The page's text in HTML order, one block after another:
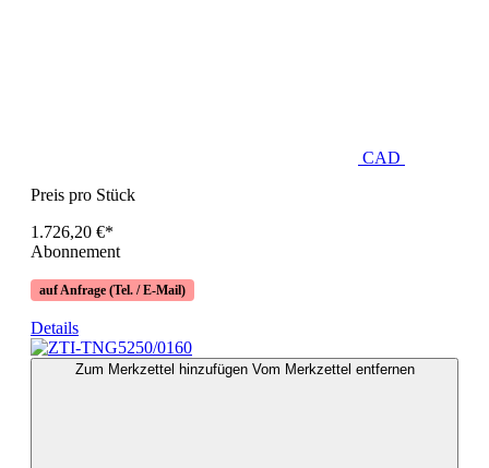
CAD
Preis pro Stück
1.726,20 €*
Abonnement
auf Anfrage (Tel. / E-Mail)
Details
Zum Merkzettel hinzufügen Vom Merkzettel entfernen